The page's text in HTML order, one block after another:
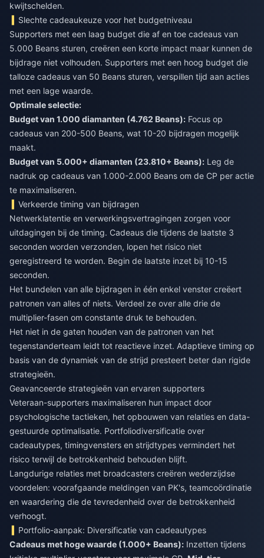
kwijtschelden.
Slechte cadeaukeuze voor het budgetniveau
Supporters met een laag budget die af en toe cadeaus van
5.000 Beans sturen, creëren een korte impact maar kunnen de
bijdrage niet volhouden. Supporters met een hoog budget die
talloze cadeaus van 50 Beans sturen, verspillen tijd aan acties
met een lage waarde.
Optimale selectie:
Budget van 1.000 diamanten (4.762 Beans): Focus op
cadeaus van 200-500 Beans, wat 10-20 bijdragen mogelijk
maakt.
Budget van 5.000+ diamanten (23.810+ Beans): Leg de
nadruk op cadeaus van 1.000-2.000 Beans om de CP per actie
te maximaliseren.
Verkeerde timing van bijdragen
Netwerklatentie en verwerkingsvertragingen zorgen voor
uitdagingen bij de timing. Cadeaus die tijdens de laatste 3
seconden worden verzonden, lopen het risico niet
geregistreerd te worden. Begin de laatste inzet bij 10-15
seconden.
Het bundelen van alle bijdragen in één enkel venster creëert
patronen van alles of niets. Verdeel ze over alle drie de
multiplier-fasen om constante druk te behouden.
Het niet in de gaten houden van de patronen van het
tegenstanderteam leidt tot reactieve inzet. Adaptieve timing op
basis van de dynamiek van de strijd presteert beter dan rigide
strategieën.
Geavanceerde strategieën van ervaren supporters
Veteraan-supporters maximaliseren hun impact door
psychologische tactieken, het opbouwen van relaties en data-
gestuurde optimalisatie. Portfoliodiversificatie over
cadeautypes, timingvensters en strijdtypes vermindert het
risico terwijl de betrokkenheid behouden blijft.
Langdurige relaties met broadcasters creëren wederzijdse
voordelen: voorafgaande meldingen van PK's, teamcoördinatie
en waardering die de tevredenheid over de betrokkenheid
verhoogt.
Portfolio-aanpak: Diversificatie van cadeautypes
Cadeaus met hoge waarde (1.000+ Beans): Inzetten tijdens